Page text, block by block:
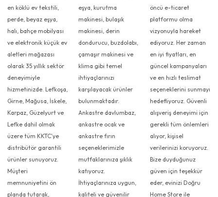
en köklü ev tekstili,
perde, beyaz eşya,
halı, bahçe mobilyası
ve elektronik küçük ev
aletleri mağazası
olarak 35 yıllık sektör
deneyimiyle
hizmetinizde. Lefkoşa,
Girne, Mağusa, İskele,
Karpaz, Güzelyurt ve
Lefke dahil olmak
üzere tüm KKTC'ye
distribütör garantili
ürünler sunuyoruz.
Müşteri
memnuniyetini ön
planda tutarak,
eşya, kurutma
makinesi, bulaşık
makinesi, derin
dondurucu, buzdolabı,
çamaşır makinesi ve
klima gibi temel
ihtiyaçlarınızı
karşılayacak ürünler
bulunmaktadır.
Ankastre davlumbaz,
ankastre ocak ve
ankastre fırın
seçeneklerimizle
mutfaklarınıza şıklık
katıyoruz.
İhtiyaçlarınıza uygun,
kaliteli ve güvenilir
öncü e-ticaret
platformu olma
vizyonuyla hareket
ediyoruz. Her zaman
en iyi fiyatları, en
güncel kampanyaları
ve en hızlı teslimat
seçeneklerini sunmayı
hedefliyoruz. Güvenli
alışveriş deneyimi için
gerekli tüm önlemleri
alıyor, kişisel
verilerinizi koruyoruz.
Bize duyduğunuz
güven için teşekkür
eder, evinizi Doğru
Home Store ile